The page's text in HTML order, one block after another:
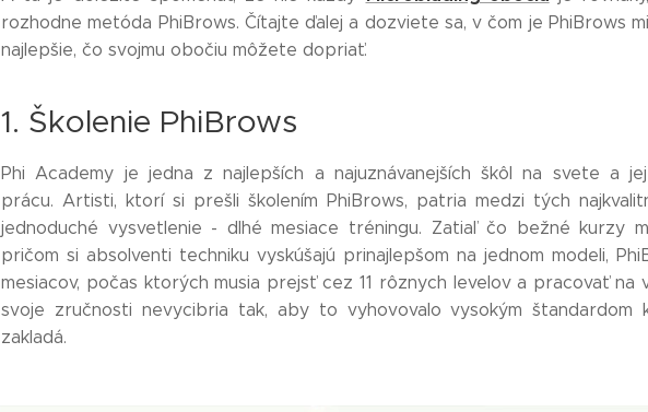
rozhodne metóda PhiBrows. Čítajte ďalej a dozviete sa, v čom je PhiBrows
najlepšie, čo svojmu obočiu môžete dopriať.
1. Školenie PhiBrows
Phi Academy je jedna z najlepších a najuznávanejších škôl na svete a
prácu. Artisti, ktorí si prešli školením PhiBrows, patria medzi tých
jednoduché vysvetlenie - dlhé mesiace tréningu. Zatiaľ čo bežné kurzy
pričom si absolventi techniku vyskúšajú prinajlepšom na jednom modeli,
mesiacov, počas ktorých musia prejsť cez 11 rôznych levelov a pracovať na
svoje zručnosti nevycibria tak, aby to vyhovovalo vysokým štandardom
zakladá.